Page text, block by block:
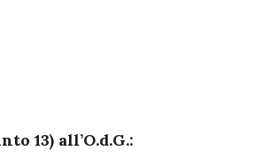
13) all’O.d.G.: